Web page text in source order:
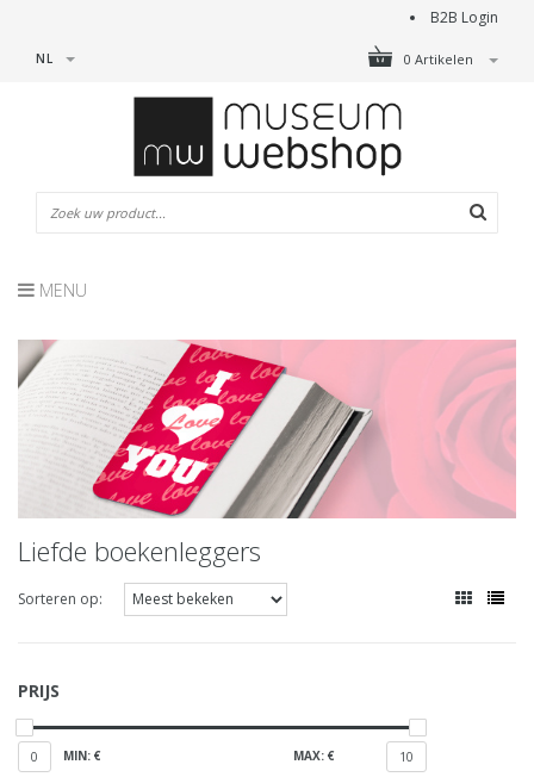
B2B Login
0 Artikelen
NL
MENU
Liefde boekenleggers
Sorteren op:
PRIJS
0 MIN: € MAX: € 10